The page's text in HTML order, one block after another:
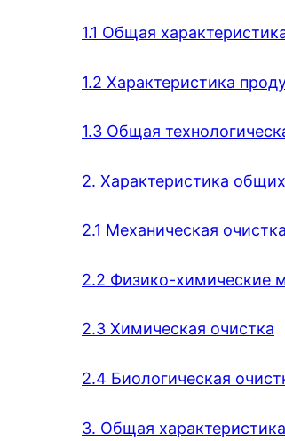
1.1 Общая
1.2 Характеристика
1.3 Общая
2. Характеристика
2.1 Механическая
2.2 Физико-химические
2.3 Химическая очистка
2.4 Биологическая
3. Общая